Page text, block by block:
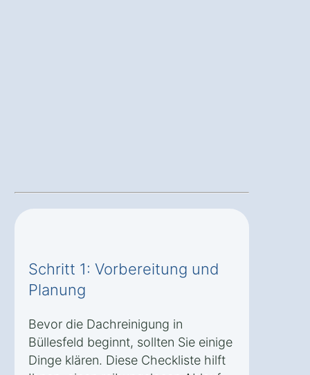
Schritt 1: Vorbereitung und
Planung
Bevor die Dachreinigung in
Büllesfeld beginnt, sollten Sie einige
Dinge klären. Diese Checkliste hilft